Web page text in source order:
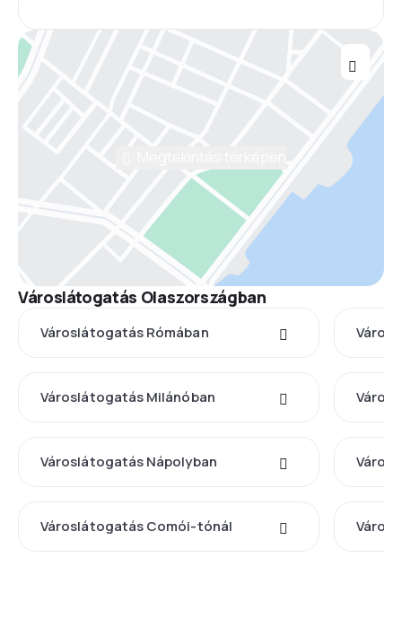
Városlátogatás Olaszországban
Városlátogatás Rómában
Városlátogatás Milánóban
Városlátogatás Nápolyban
Városlátogatás Comói-tónál